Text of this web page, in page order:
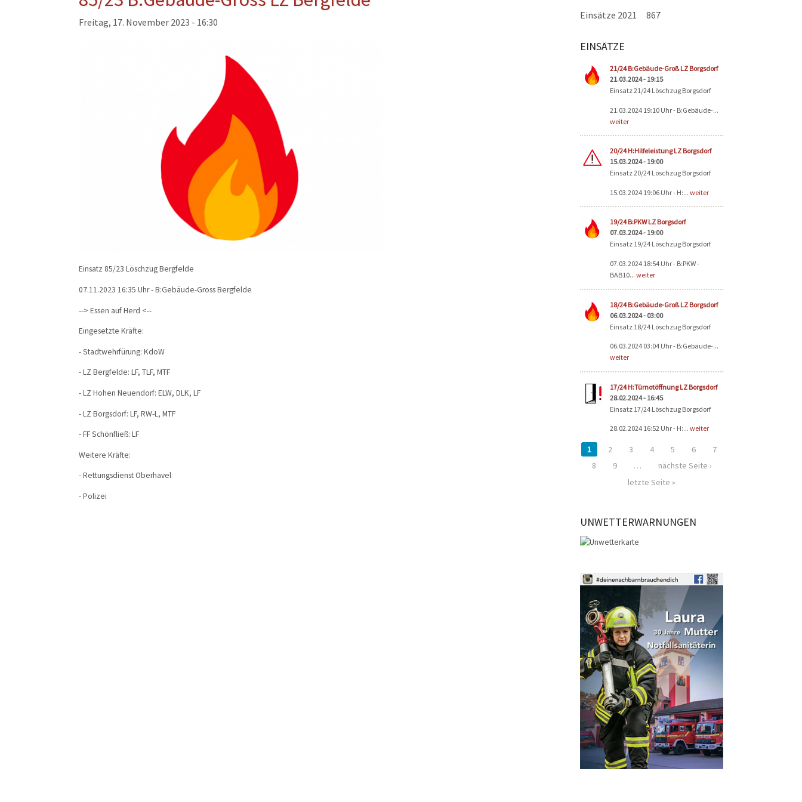
Alters- und Ehrenabteilung
Freitag, 17. November 2023 - 16:30
Einsatz 85/23 Löschzug Bergfelde
07.11.2023 16:35 Uhr - B:Gebäude-Gross Bergfelde
--> Essen auf Herd <--
Eingesetzte Kräfte:
- Stadtwehrfürung: KdoW
- LZ Bergfelde: LF, TLF, MTF
- LZ Hohen Neuendorf: ELW, DLK, LF
- LZ Borgsdorf: LF, RW-L, MTF
- FF Schönfließ: LF
Weitere Kräfte:
- Rettungsdienst Oberhavel
- Polizei
Einsätze 2021 867
EINSÄTZE
21/24 B:Gebäude-Groß LZ Borgsdorf
21.03.2024 - 19:15
Einsatz 21/24 Löschzug Borgsdorf
21.03.2024 19:10 Uhr - B:Gebäude-...
weiter
20/24 H:Hilfeleistung LZ Borgsdorf
15.03.2024 - 19:00
Einsatz 20/24 Löschzug Borgsdorf
15.03.2024 19:06 Uhr - H:... weiter
19/24 B:PKW LZ Borgsdorf
07.03.2024 - 19:00
Einsatz 19/24 Löschzug Borgsdorf
07.03.2024 18:54 Uhr - B:PKW -
BAB10... weiter
18/24 B:Gebäude-Groß LZ Borgsdorf
06.03.2024 - 03:00
Einsatz 18/24 Löschzug Borgsdorf
06.03.2024 03:04 Uhr - B:Gebäude-...
weiter
17/24 H:Türnotöffnung LZ Borgsdorf
28.02.2024 - 16:45
Einsatz 17/24 Löschzug Borgsdorf
28.02.2024 16:52 Uhr - H:... weiter
Seiten
1 2 3 4 5 6
7
8
9 …
nächste Seite ›
letzte Seite »
UNWETTERWARNUNGEN